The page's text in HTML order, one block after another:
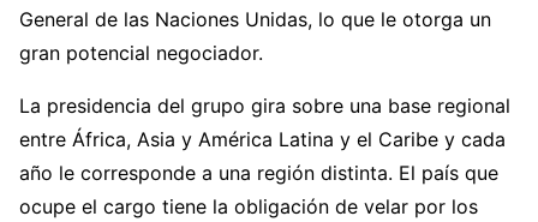
General de las Naciones Unidas, lo que le otorga un
gran potencial negociador.
La presidencia del grupo gira sobre una base regional
entre África, Asia y América Latina y el Caribe y cada
año le corresponde a una región distinta. El país que
ocupe el cargo tiene la obligación de velar por los